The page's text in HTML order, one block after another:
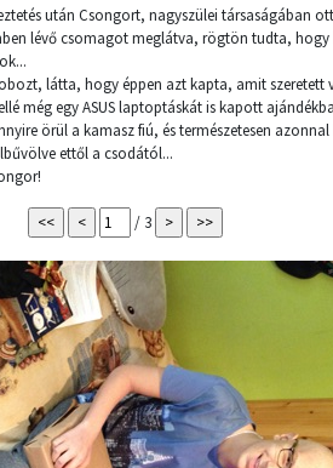
után Csongort, nagyszülei társaságában
lévő csomagot meglátva, rögtön tudta, hogy
látta, hogy éppen azt kapta, amit szeretett
még egy ASUS laptoptáskát is kapott
örül a kamasz fiú, és természetesen azonnal
ettől a csodától...
/ 3